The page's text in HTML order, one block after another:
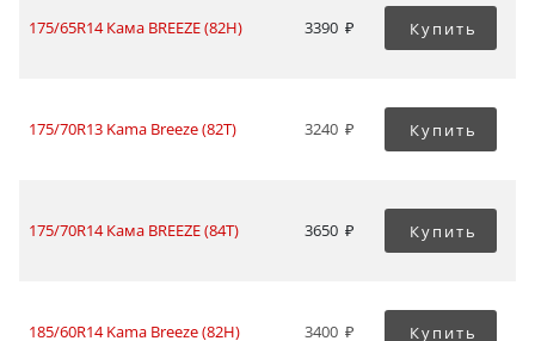
175/65R14 Кама BREEZE (82H) 3390 Купить
175/70R13 Kama Breeze (82T) 3240 Купить
175/70R14 Кама BREEZE (84T) 3650 Купить
185/60R14 Kama Breeze (82H) 3400 Купить